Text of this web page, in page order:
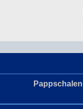
Pappschalen